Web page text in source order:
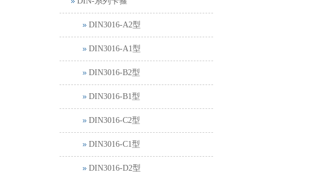
DIN3016-A2型
DIN3016-A1型
DIN3016-B2型
DIN3016-B1型
DIN3016-C2型
DIN3016-C1型
DIN3016-D2型